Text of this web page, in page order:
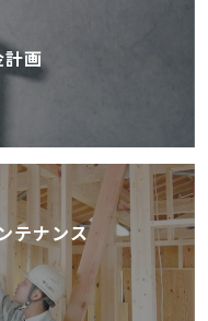
画
テナンス